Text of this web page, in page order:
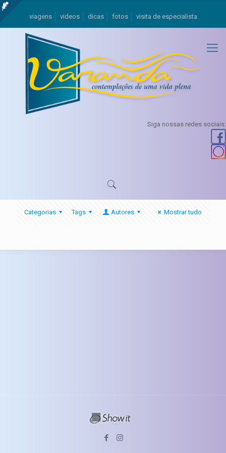
viagens videos dicas fotos visita de especialista
Siga nossas redes sociais:
Categorias Tags Autores Mostrar tudo